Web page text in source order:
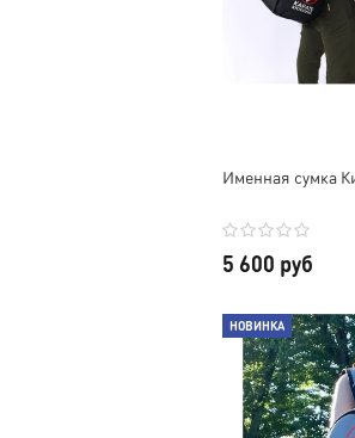
Именная сумка
5 600 руб
НОВИНКА